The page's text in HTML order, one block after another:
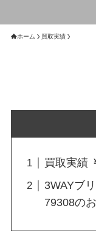
ホーム 買取実績
買取実績
3WAYブ
79308の